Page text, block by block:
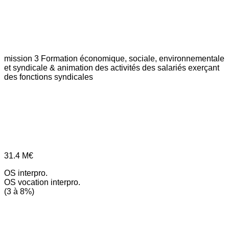
mission 3 Formation économique, sociale, environnementale
et syndicale & animation des activités des salariés exerçant
des fonctions syndicales
31.4 M€
OS interpro.
OS vocation interpro.
(3 à 8%)